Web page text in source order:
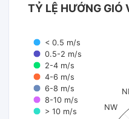
TỶ LỆ HƯỚNG GIÓ
< 0.5 m/s
0.5-2 m/s
2-4 m/s
4-6 m/s
6-8 m/s
8-10 m/s
> 10 m/s
NW